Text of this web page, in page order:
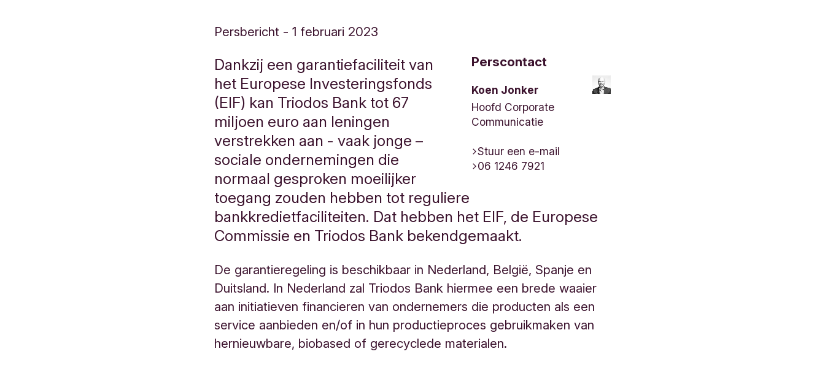
Persbericht -1 februari 2023
Perscontact
Koen Jonker
Hoofd Corporate
Communicatie
Stuur een e-mail
06 1246 7921
Dankzij een garantiefaciliteit van
het Europese Investeringsfonds
(EIF) kan Triodos Bank tot 67
miljoen euro aan leningen
verstrekken aan - vaak jonge –
sociale ondernemingen die
normaal gesproken moeilijker
toegang zouden hebben tot reguliere
bankkredietfaciliteiten. Dat hebben het EIF, de Europese
Commissie en Triodos Bank bekendgemaakt.
De garantieregeling is beschikbaar in Nederland, België, Spanje en
Duitsland. In Nederland zal Triodos Bank hiermee een brede waaier
aan initiatieven financieren van ondernemers die producten als een
service aanbieden en/of in hun productieproces gebruikmaken van
hernieuwbare, biobased of gerecyclede materialen.